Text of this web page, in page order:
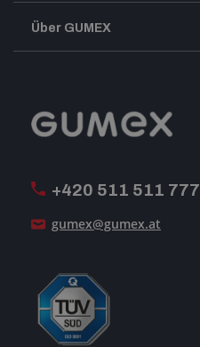
+420 511 511 777
gumex@gumex.at
Transport und Warenversand
Reklamation
Über GUMEX
GUMEX stellt sich vor